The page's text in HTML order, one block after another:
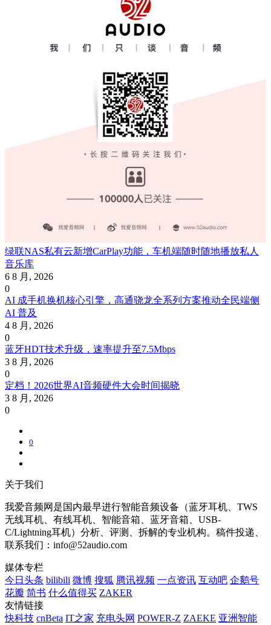
绿联NAS私有云新增CarPlay功能，车机端随时随地播放私人
音乐库
6 8 月, 2026
0
AI 成手机换机核心引擎，高通骁龙全系列方案推动全民端侧
AI 普及
4 8 月, 2026
0
蓝牙HDT技术升级，速率提升至7.5Mbps
3 8 月, 2026
0
定档！2026世界AI音频硬件大会时间揭晓
3 8 月, 2026
0
0
关于我们
我爱音频网是国内最早进行智能音频设备（蓝牙耳机、TWS
无线耳机、有线耳机、智能音箱、蓝牙音箱、USB-
C/Lightning耳机）分析、评测、拆解的专业机构。稿件投递、
联系我们：info@52audio.com
媒体专栏
今日头条 bilibili 微博 搜狐 腾讯视频 一点资讯 互动吧 企鹅号
花瓣 简书 什么值得买 ZAKER
友情链接
快科技 cnBeta IT之家 充电头网 POWER-Z ZAEKE 亚洲智能